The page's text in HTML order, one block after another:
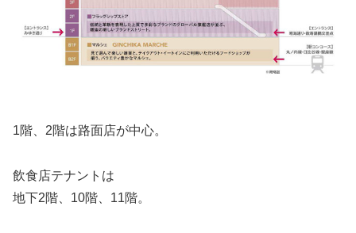
1階、2階は路面店が中心。
飲食店テナントは
地下2階、10階、11階。